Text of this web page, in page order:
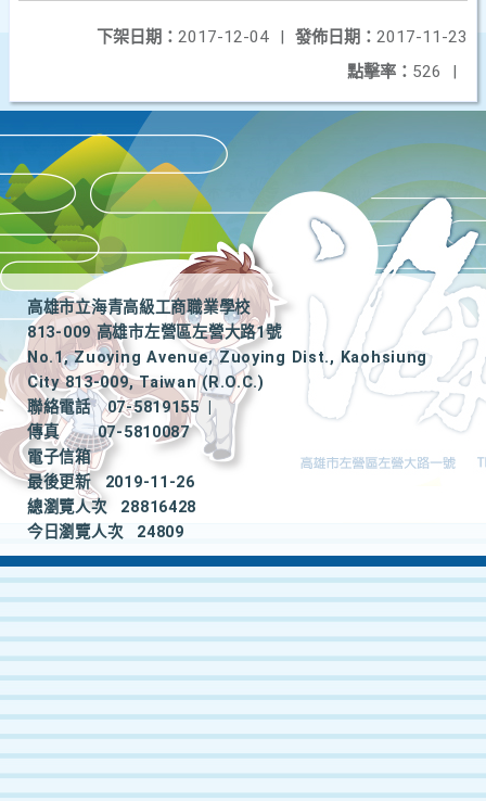
發佈日期： 2017-11-23
下架日期： 2017-12-04
|
點擊率： 526 |
高雄市立海青高級工商職業學校
813-009 高雄市左營區左營大路1號
No.1, Zuoying Avenue, Zuoying Dist., Kaohsiung
City 813-009, Taiwan (R.O.C.)
聯絡電話
07-5819155
|
傳真
07-5810087
電子信箱
最後更新
2019-11-26
總瀏覽人次
28816428
今日瀏覽人次
24809